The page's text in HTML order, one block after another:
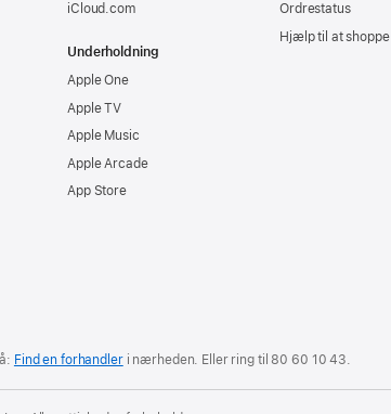
iCloud.com
Underholdning
Apple One
Apple TV
Apple Music
Apple Arcade
App Store
Ordrestatus
Hjælp til at shoppe
Find en forhandleri nærheden. Eller ring til80 60 10 43